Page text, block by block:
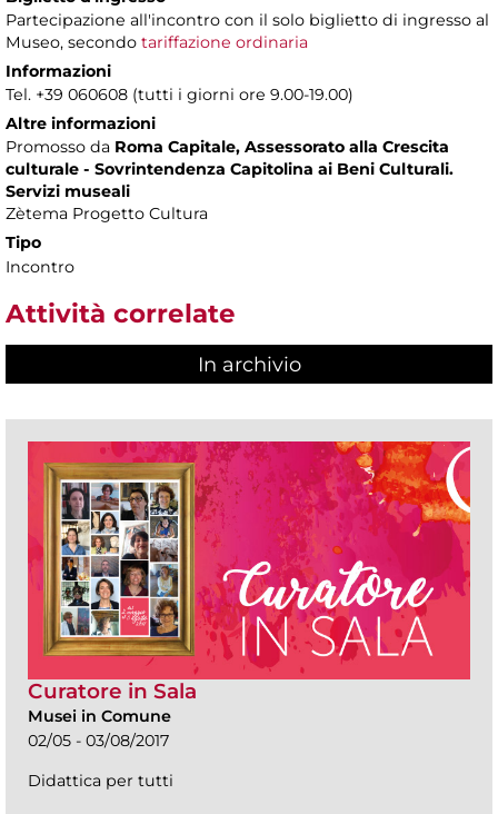
Partecipazione all'incontro con il solo biglietto di ingresso al
Museo, secondo tariffazione ordinaria
Informazioni
Tel. +39 060608 (tutti i giorni ore 9.00-19.00)
Altre informazioni
Promosso da Roma Capitale, Assessorato alla Crescita
culturale - Sovrintendenza Capitolina ai Beni Culturali.
Servizi museali
Zètema Progetto Cultura
Tipo
Incontro
Attività correlate
In archivio
Curatore in Sala
Musei in Comune
02/05 - 03/08/2017
Didattica per tutti